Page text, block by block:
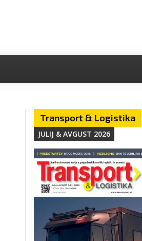
Transport & Logistika
JULIJ & AVGUST 2026